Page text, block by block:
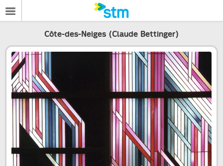
Côte-des-Neiges (Claude Bettinger)